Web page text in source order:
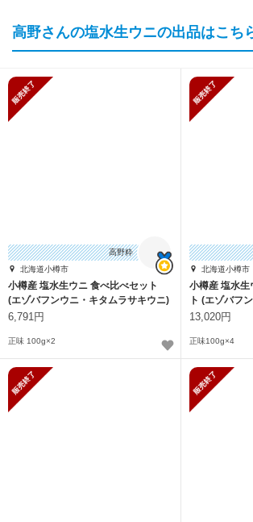
高野さんの塩水生ウニの出品はこち
高野粋
北海道小樽市
小樽産 塩水生ウニ 食べ比べセット
(エゾバフンウニ・キタムラサキウニ)
6,791円
正味 100g×2
北海道小樽市
小樽産 塩水生
ト (エゾバフ
ニ
13,020円
正味100g×4